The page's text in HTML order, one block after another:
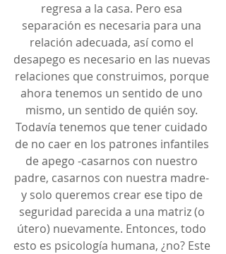
regresa a la casa. Pero esa
separación es necesaria para una
relación adecuada, así como el
desapego es necesario en las nuevas
relaciones que construimos, porque
ahora tenemos un sentido de uno
mismo, un sentido de quién soy.
Todavía tenemos que tener cuidado
de no caer en los patrones infantiles
de apego -casarnos con nuestro
padre, casarnos con nuestra madre-
y solo queremos crear ese tipo de
seguridad parecida a una matriz (o
útero) nuevamente. Entonces, todo
esto es psicología humana, ¿no? Este